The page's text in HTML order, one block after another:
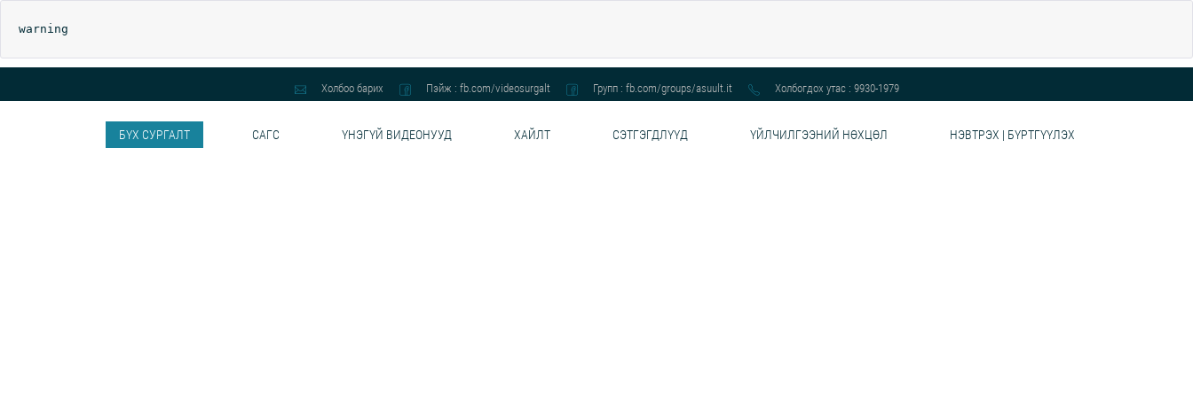
warning
Холбоо барих Пэйж : fb.com/videosurgalt Групп : fb.com/groups/asuult.it Холбогдох утас : 9930-1979
БҮХ СУРГАЛТ САГС ҮНЭГҮЙ ВИДЕОНУУД ХАЙЛТ СЭТГЭГДЛҮҮД ҮЙЛЧИЛГЭЭНИЙ НӨХЦӨЛ НЭВТРЭХ | БҮРТГҮҮЛЭХ